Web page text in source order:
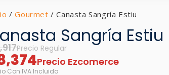
/Gourmet / Canasta Sangría Estiu
Sangría Estiu